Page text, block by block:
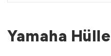
Yamaha